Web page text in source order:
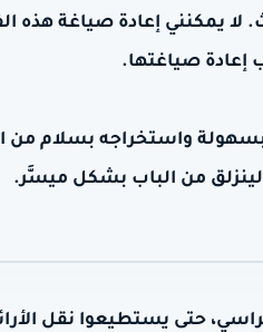
لا يمكنني إعادة صياغة هذه
إعادة صياغتها.
واستخراجه بسلام من
لينزلق من الباب بشكل ميسَّر.
حتى يستطيعوا نقل